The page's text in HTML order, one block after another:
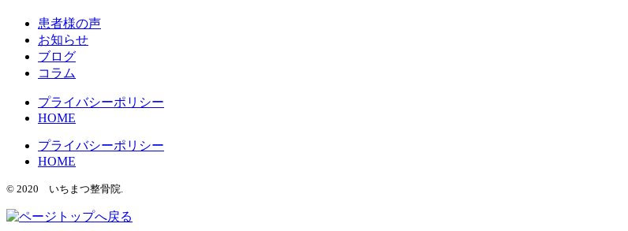
患者様の声
お知らせ
ブログ
コラム
プライバシーポリシー
HOME
プライバシーポリシー
HOME
© 2020 いちまつ整骨院.